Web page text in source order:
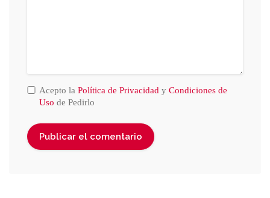
Acepto la Política de Privacidad y Condiciones de
Uso de Pedirlo